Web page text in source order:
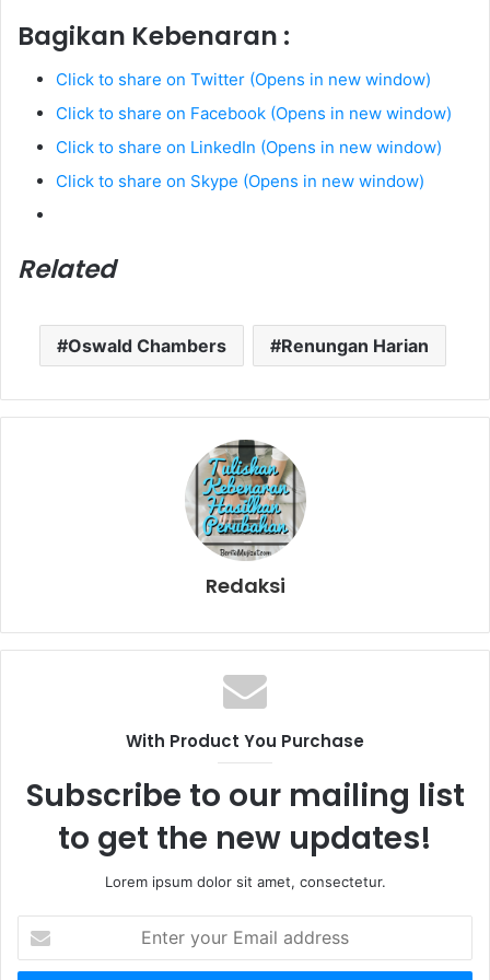
Bagikan Kebenaran :
Click to share on Twitter (Opens in new window)
Click to share on Facebook (Opens in new window)
Click to share on LinkedIn (Opens in new window)
Click to share on Skype (Opens in new window)
Related
Oswald Chambers Renungan Harian
Redaksi
With Product You Purchase
Subscribe to our mailing list
to get the new updates!
Lorem ipsum dolor sit amet, consectetur.
t